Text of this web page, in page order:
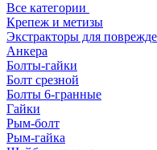
Все категории
Крепеж и метизы
Экстракторы для
Анкера
Болты-гайки
Болт срезной
Болты 6-гранные
Гайки
Рым-болт
Рым-гайка